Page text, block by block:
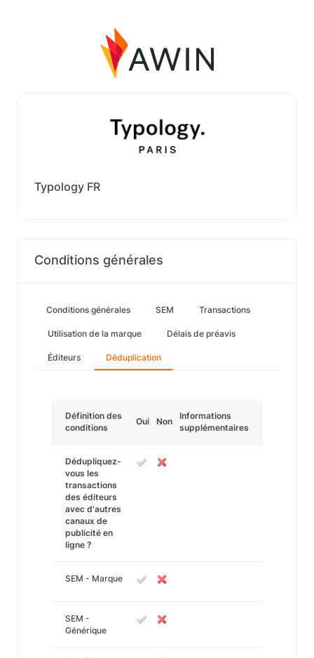
Typology FR
Conditions générales
Conditions générales SEM Transactions
Utilisation de la marque Délais de préavis
Éditeurs Déduplication
Définition des
conditions
Oui Non
Informations
supplémentaires
Dédupliquez-
vous les
transactions
des éditeurs
avec d'autres
canaux de
publicité en
ligne ?
SEM - Marque
SEM -
Générique